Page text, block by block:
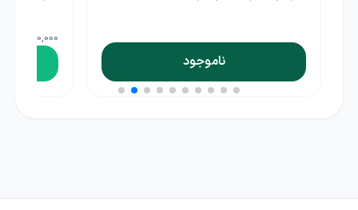
ناموجود
30,000 ریال